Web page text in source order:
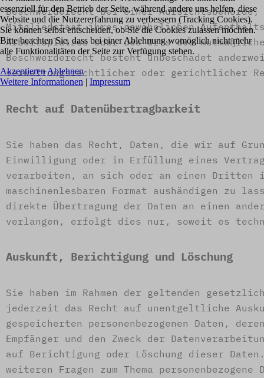
Beschwerderecht bei einer Aufsichtsbehörde,
Mitgliedstaat ihres gewöhnlichen
Arbeitsplatzes oder des Orts des
Beschwerderecht besteht unbeschadet
verwaltungsrechtlicher oder gerichtlicher
Recht auf Daten­übertrag­barkeit
Sie haben das Recht, Daten, die wir auf
Einwilligung oder in Erfüllung eines
verarbeiten, an sich oder an einen Dritten
maschinenlesbaren Format aushändigen zu
direkte Übertragung der Daten an einen
verlangen, erfolgt dies nur, soweit es
Auskunft, Berichtigung und Löschung
Sie haben im Rahmen der geltenden
jederzeit das Recht auf unentgeltliche
gespeicherten personenbezogenen Daten,
Empfänger und den Zweck der
auf Berichtigung oder Löschung dieser
weiteren Fragen zum Thema
essenziell für den Betrieb der Seite, während andere uns helfen, diese
Website und die Nutzererfahrung zu verbessern (Tracking Cookies).
Sie können selbst entscheiden, ob Sie die Cookies zulassen möchten.
Bitte beachten Sie, dass bei einer Ablehnung womöglich nicht mehr
alle Funktionalitäten der Seite zur Verfügung stehen.
Akzeptieren Ablehnen
Weitere Informationen | Impressum